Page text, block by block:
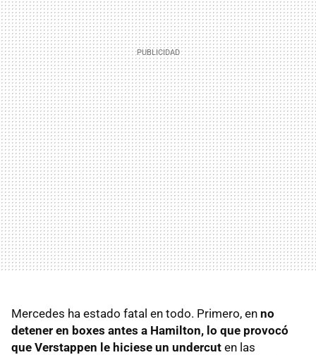
Mercedes ha estado fatal en todo. Primero, en no
detener en boxes antes a Hamilton, lo que provocó
que Verstappen le hiciese un undercut en las